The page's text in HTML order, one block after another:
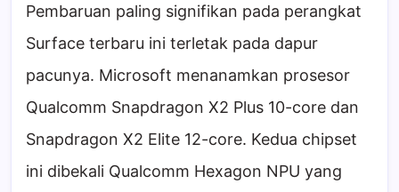
Pembaruan paling signifikan pada perangkat
Surface terbaru ini terletak pada dapur
pacunya. Microsoft menanamkan prosesor
Qualcomm Snapdragon X2 Plus 10-core dan
Snapdragon X2 Elite 12-core. Kedua chipset
ini dibekali Qualcomm Hexagon NPU yang